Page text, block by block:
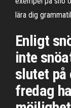
lära dig
Enligt
inte
slutet på
fredag